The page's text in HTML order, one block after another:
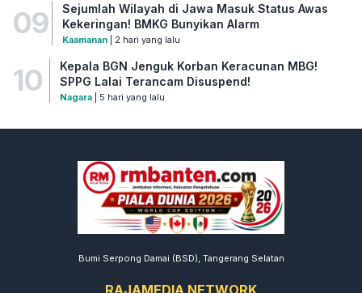
09
Sejumlah Wilayah di Jawa Masuk Status Awas
Kekeringan! BMKG Bunyikan Alarm
Kaamanan| 2 hari yang lalu
10
Kepala BGN Jenguk Korban Keracunan MBG!
SPPG Lalai Terancam Disuspend!
Nagara| 5 hari yang lalu
Bumi Serpong Damai (BSD), Tangerang Selatan